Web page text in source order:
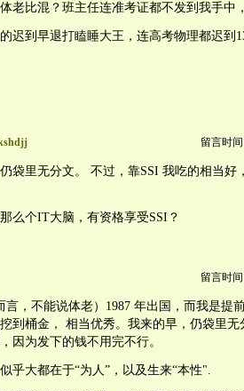
老比混？班主任连准考证都不发到我手中
迟到早退打瞌睡大王，连高考物理都迟到
留言时间
仍袋里无分文。 不过，靠SSI 我吃的相当好
么个IT大脑，有资格享受SSI？
留言时间
言，不能说体老）1987 年出国，而我是提
到桶金， 相当优秀。我来的早，仍袋里无
因为发下的钱不用完不行。
乎大都在于“为人”，以及生来“本性".